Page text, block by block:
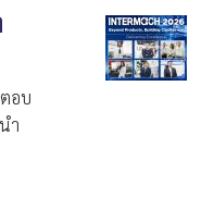
อบ
ำ